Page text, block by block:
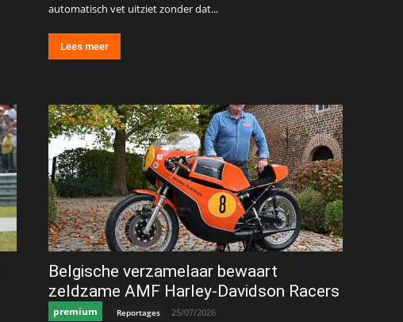
automatisch vet uitziet zonder dat...
Lees meer
Belgische verzamelaar bewaart
zeldzame AMF Harley-Davidson Racers
premium Reportages 25/07/2026